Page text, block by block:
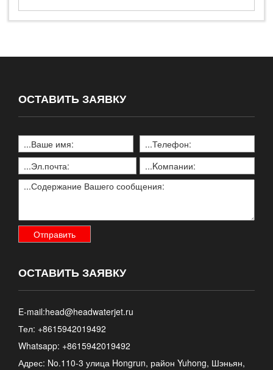
ОСТАВИТЬ ЗАЯВКУ
ОСТАВИТЬ ЗАЯВКУ
E-mail:head@headwaterjet.ru
Тел: +8615942019492
Whatsapp: +8615942019492
Адрес: No.110-3 улица Hongrun, район Yuhong, Шэньян,